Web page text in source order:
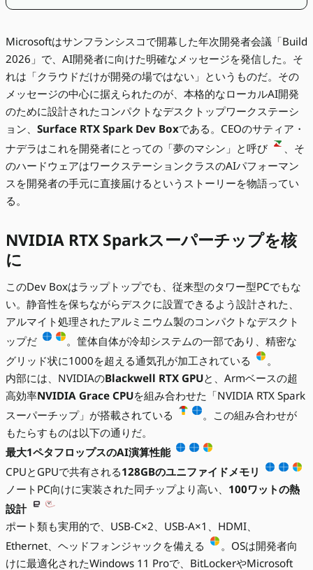
Microsoftはサンフランシスコで開幕した年次開発者会議「Build
2026」で、AI開発者に向けた明確なメッセージを発信した。そ
れは「クラウドだけが開発の場ではない」というものだ。その
メッセージの中心に据えられたのが、本格的なローカルAI開発
のために設計されたコンパクトなデスクトップワークステーシ
ョン、 Surface RTX Spark Dev Boxである。CEOのサティア・
ナデラはこれを開発者にとっての「夢のマシン」と呼び
、そ
のハードウェアはワークステーションクラスのAIパフォーマン
スを開発者の手元に直接届けるというストーリーを物語ってい
る。
NVIDIA RTX Sparkスーパーチップを核
に
このDev Boxはラップトップでも、従来型のタワー型PCでもな
い。静音性を保ちながらデスクに設置できるよう設計された、
アルマイト処理されたアルミニウム製のコンパクトなデスクト
ップだ
。筐体自体が冷却システムの一部であり、精密な
グリッド状に1000を超える通気孔が加工されている
。
内部には、NVIDIAのBlackwell RTX GPUと、Armベースの超
高効率NVIDIA Grace CPUを組み合わせた「NVIDIA RTX Spark
スーパーチップ」が搭載されている
。この組み合わせが
もたらすものは以下の通りだ。
最大1ペタフロップスのAI演算性能
CPUとGPUで共有される128GBのユニファイドメモリ
ノートPC向けに実装された同チップより高い、 100ワットの熱
設計
ポート類も実用的で、USB-C×2、USB-A×1、HDMI、
Ethernet、ヘッドフォンジャックを備える
。OSは開発者向
けに最適化されたWindows 11 Proで、BitLockerやMicrosoft